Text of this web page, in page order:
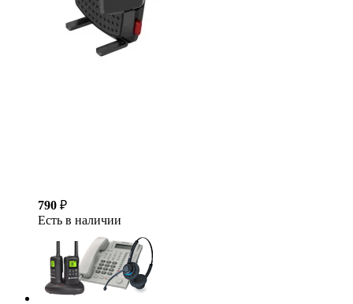
790 ₽
Есть в наличии